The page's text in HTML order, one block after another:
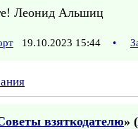
Леонид Альшиц
19.10.2023 15:44 •
взяткодателю» (